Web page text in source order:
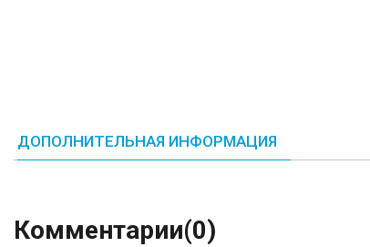
ДОПОЛНИТЕЛЬНАЯ ИНФОРМАЦИЯ
Комментарии(0)